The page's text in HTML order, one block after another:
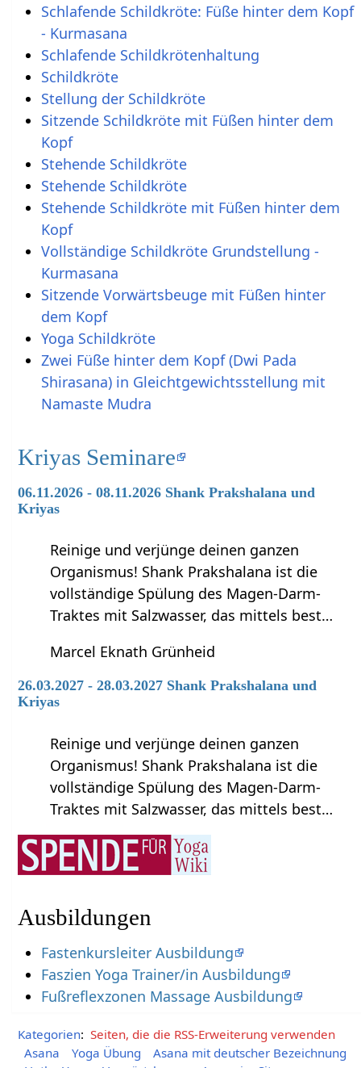
Schlafende Schildkröte: Füße hinter dem Kopf
- Kurmasana
Schlafende Schildkrötenhaltung
Schildkröte
Stellung der Schildkröte
Sitzende Schildkröte mit Füßen hinter dem
Kopf
Stehende Schildkröte
Stehende Schildkröte
Stehende Schildkröte mit Füßen hinter dem
Kopf
Vollständige Schildkröte Grundstellung -
Kurmasana
Sitzende Vorwärtsbeuge mit Füßen hinter
dem Kopf
Yoga Schildkröte
Zwei Füße hinter dem Kopf (Dwi Pada
Shirasana) in Gleichtgewichtsstellung mit
Namaste Mudra
Kriyas Seminare
06.11.2026 - 08.11.2026 Shank Prakshalana und
Kriyas
Reinige und verjünge deinen ganzen
Organismus! Shank Prakshalana ist die
vollständige Spülung des Magen-Darm-
Traktes mit Salzwasser, das mittels best…
Marcel Eknath Grünheid
26.03.2027 - 28.03.2027 Shank Prakshalana und
Kriyas
Reinige und verjünge deinen ganzen
Organismus! Shank Prakshalana ist die
vollständige Spülung des Magen-Darm-
Traktes mit Salzwasser, das mittels best…
Ausbildungen
Fastenkursleiter Ausbildung
Faszien Yoga Trainer/in Ausbildung
Fußreflexzonen Massage Ausbildung
Kategorien: Seiten, die die RSS-Erweiterung verwenden
Asana
Yoga Übung
Asana mit deutscher Bezeichnung